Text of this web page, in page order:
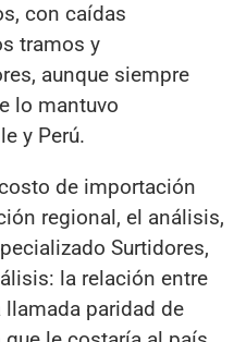
con caídas
tramos y
aunque siempre
lo mantuvo
y Perú.
de importación
regional, el análisis,
Surtidores,
la relación entre
paridad de